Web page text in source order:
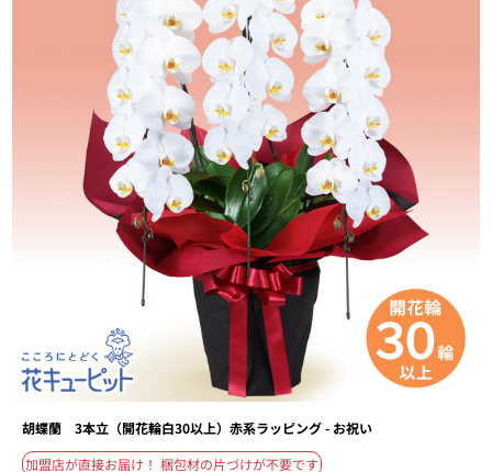
胡蝶蘭 3本立（開花輪白30以上）赤系ラッピング - お祝い
加盟店が直接お届け！ 梱包材の片づけが不要です